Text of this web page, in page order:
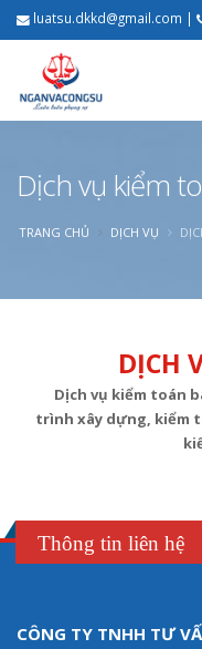
luatsu.dkkd@gmail.com |
Dịch vụ kiểm
TRANG CHỦ DỊCH VỤ
DỊCH
Dịch vụ kiểm toán
trình xây dựng, kiểm
Thông tin liên hệ
CÔNG TY TNHH TƯ